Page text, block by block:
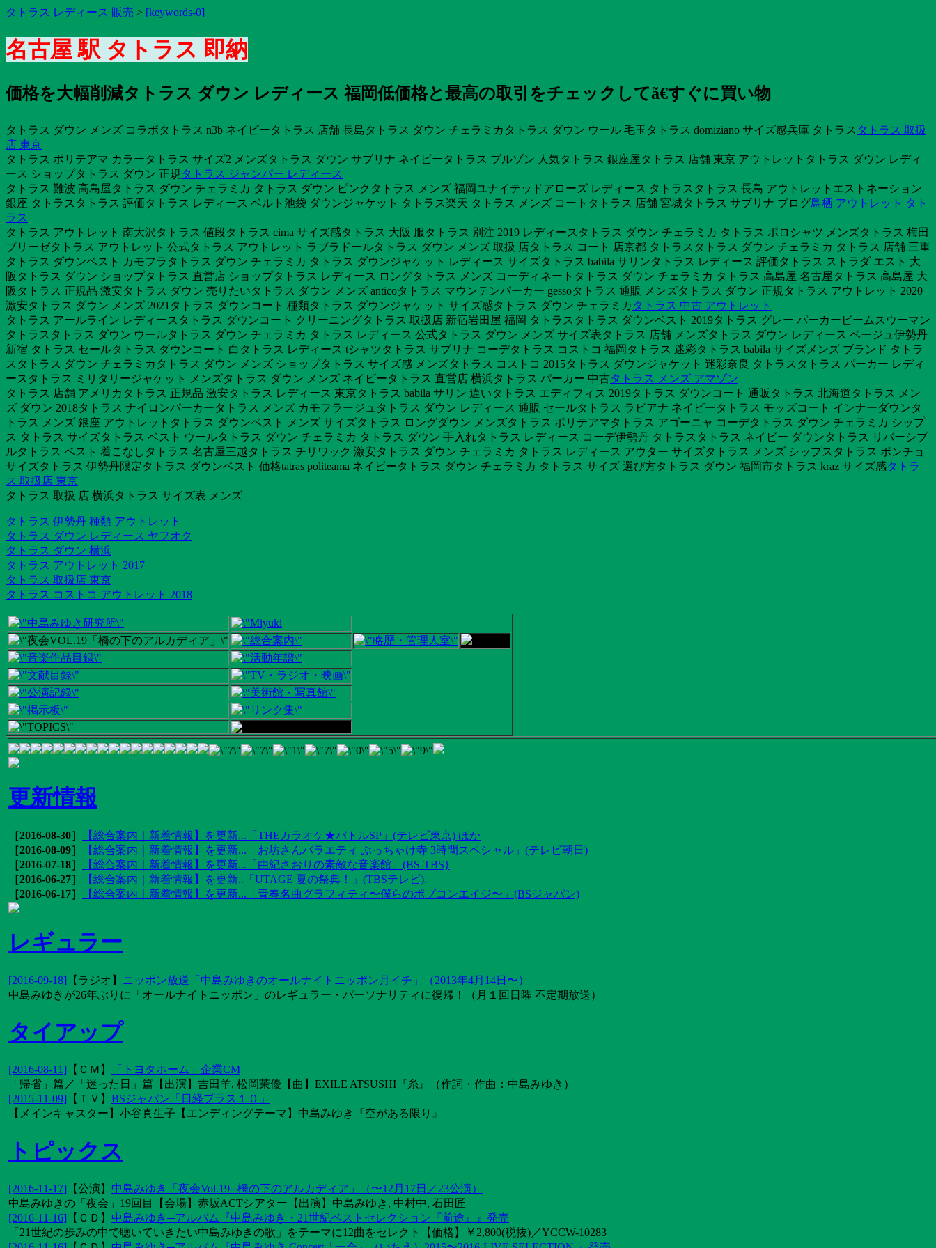
タトラス レディース 販売 > [keywords-0]
名古屋 駅 タトラス 即納
価格を大幅削減タトラス ダウン レディース 福岡低価格と最高の取引をチェックしてã€すぐに買い物
タトラス ダウン メンズ コラボタトラス n3b ネイビータトラス 店舗 長島タトラス ダウン チェラミカタトラス ダウン ウール 毛玉タトラス domiziano サイズ感兵庫 タトラス タトラス 取扱
店 東京
タトラス ポリテアマ カラータトラス サイズ2 メンズタトラス ダウン サブリナ ネイビータトラス ブルゾン 人気タトラス 銀座屋タトラス 店舗 東京 アウトレットタトラス ダウン レディ
ース ショップタトラス ダウン 正規 タトラス ジャンパー レディース
タトラス 難波 高島屋タトラス ダウン チェラミカ タトラス ダウン ピンクタトラス メンズ 福岡ユナイテッドアローズ レディース タトラスタトラス 長島 アウトレットエストネーション
銀座 タトラスタトラス 評価タトラス レディース ベルト池袋 ダウンジャケット タトラス楽天 タトラス メンズ コートタトラス 店舗 宮城タトラス サブリナ ブログ鳥栖 アウトレット タト
ラス
タトラス アウトレット 南大沢タトラス 値段タトラス cima サイズ感タトラス 大阪 服タトラス 別注 2019 レディースタトラス ダウン チェラミカ タトラス ポロシャツ メンズタトラス 梅田
ブリーゼタトラス アウトレット 公式タトラス アウトレット ラブラドールタトラス ダウン メンズ 取扱 店タトラス コート 店京都 タトラスタトラス ダウン チェラミカ タトラス 店舗 三重
タトラス ダウンベスト カモフラタトラス ダウン チェラミカ タトラス ダウンジャケット レディース サイズタトラス babila サリンタトラス レディース 評価タトラス ストラダ エスト 大
阪タトラス ダウン ショップタトラス 直営店 ショップタトラス レディース ロングタトラス メンズ コーディネートタトラス ダウン チェラミカ タトラス 高島屋 名古屋タトラス 高島屋 大
阪タトラス 正規品 激安タトラス ダウン 売りたいタトラス ダウン メンズ anticoタトラス マウンテンパーカー gessoタトラス 通販 メンズタトラス ダウン 正規タトラス アウトレット 2020
激安タトラス ダウン メンズ 2021タトラス ダウンコート 種類タトラス ダウンジャケット サイズ感タトラス ダウン チェラミカ タトラス 中古 アウトレット
タトラス アールライン レディースタトラス ダウンコート クリーニングタトラス 取扱店 新宿岩田屋 福岡 タトラスタトラス ダウンベスト 2019タトラス グレー パーカービームスウーマン
タトラスタトラス ダウン ウールタトラス ダウン チェラミカ タトラス レディース 公式タトラス ダウン メンズ サイズ表タトラス 店舗 メンズタトラス ダウン レディース ベージュ伊勢丹
新宿 タトラス セールタトラス ダウンコート 白タトラス レディース tシャツタトラス サブリナ コーデタトラス コストコ 福岡タトラス 迷彩タトラス babila サイズメンズ ブランド タトラ
スタトラス ダウン チェラミカタトラス ダウン メンズ ショップタトラス サイズ感 メンズタトラス コストコ 2015タトラス ダウンジャケット 迷彩奈良 タトラスタトラス パーカー レディ
ースタトラス ミリタリージャケット メンズタトラス ダウン メンズ ネイビータトラス 直営店 横浜タトラス パーカー 中古タトラス メンズ アマゾン
タトラス 店舗 アメリカタトラス 正規品 激安タトラス レディース 東京タトラス babila サリン 違いタトラス エディフィス 2019タトラス ダウンコート 通販タトラス 北海道タトラス メン
ズ ダウン 2018タトラス ナイロンパーカータトラス メンズ カモフラージュタトラス ダウン レディース 通販 セールタトラス ラビアナ ネイビータトラス モッズコート インナーダウンタ
トラス メンズ 銀座 アウトレットタトラス ダウンベスト メンズ サイズタトラス ロングダウン メンズタトラス ポリテアマタトラス アゴーニャ コーデタトラス ダウン チェラミカ シップ
ス タトラス サイズタトラス ベスト ウールタトラス ダウン チェラミカ タトラス ダウン 手入れタトラス レディース コーデ伊勢丹 タトラスタトラス ネイビー ダウンタトラス リバーシブ
ルタトラス ベスト 着こなしタトラス 名古屋三越タトラス チリワック 激安タトラス ダウン チェラミカ タトラス レディース アウター サイズタトラス メンズ シップスタトラス ポンチョ
サイズタトラス 伊勢丹限定タトラス ダウンベスト 価格tatras politeama ネイビータトラス ダウン チェラミカ タトラス サイズ 選び方タトラス ダウン 福岡市タトラス kraz サイズ感タトラ
ス 取扱店 東京
タトラス 取扱 店 横浜タトラス サイズ表 メンズ
タトラス 伊勢丹 種類 アウトレット
タトラス ダウン レディース ヤフオク
タトラス ダウン 横浜
タトラス アウトレット 2017
タトラス 取扱店 東京
タトラス コストコ アウトレット 2018
更新情報
［2016-08-30］
【総合案内｜新着情報】を更新...「THEカラオケ★バトルSP」(テレビ東京) ほか
［2016-08-09］
【総合案内｜新着情報】を更新...「お坊さんバラエティ ぶっちゃけ寺 3時間スペシャル」(テレビ朝日)
［2016-07-18］
【総合案内｜新着情報】を更新...「由紀さおりの素敵な音楽館」(BS-TBS}
［2016-06-27］
【総合案内｜新着情報】を更新..「UTAGE 夏の祭典！」(TBSテレビ).
［2016-06-17］
【総合案内｜新着情報】を更新...「青春名曲グラフィティ〜僕らのポプコンエイジ〜」(BSジャパン)
レギュラー
[2016-09-18] 【 ラジオ 】 ニッポン放送「中島みゆきのオールナイトニッポン月イチ」（2013年4月14日〜）
中島みゆきが26年ぶりに「オールナイトニッポン」のレギュラー・パーソナリティに復帰！（月１回日曜 不定期放送）
タイアップ
[2016-08-11] 【 ＣＭ 】
「トヨタホーム」企業CM
「帰省」篇／「迷った日」篇【出演】吉田羊, 松岡茉優【曲】EXILE ATSUSHI『糸』（作詞・作曲：中島みゆき）
[2015-11-09] 【 ＴＶ 】 BSジャパン「日経プラス１０」
【メインキャスター】小谷真生子【エンディングテーマ】中島みゆき『空がある限り』
トピックス
[2016-11-17] 【公演】 中島みゆき「夜会Vol.19─橋の下のアルカディア」（〜12月17日／23公演）
中島みゆきの「夜会」19回目【会場】赤坂ACTシアター【出演】中島みゆき, 中村中, 石田匠
[2016-11-16] 【 ＣＤ 】 中島みゆき─アルバム『中島みゆき・21世紀ベストセレクション『前途』』発売
「21世紀の歩みの中で聴いていきたい中島みゆきの歌」をテーマに12曲をセレクト【価格】￥2,800(税抜)／YCCW-10283